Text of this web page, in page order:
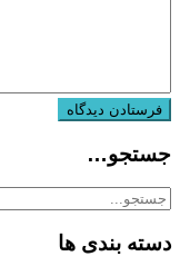
جستجو…
دسته بندی ها